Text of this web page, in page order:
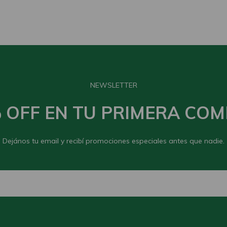
NEWSLETTER
OFF EN TU PRIMERA
Dejános tu email y recibí promociones especiales antes que nadie.